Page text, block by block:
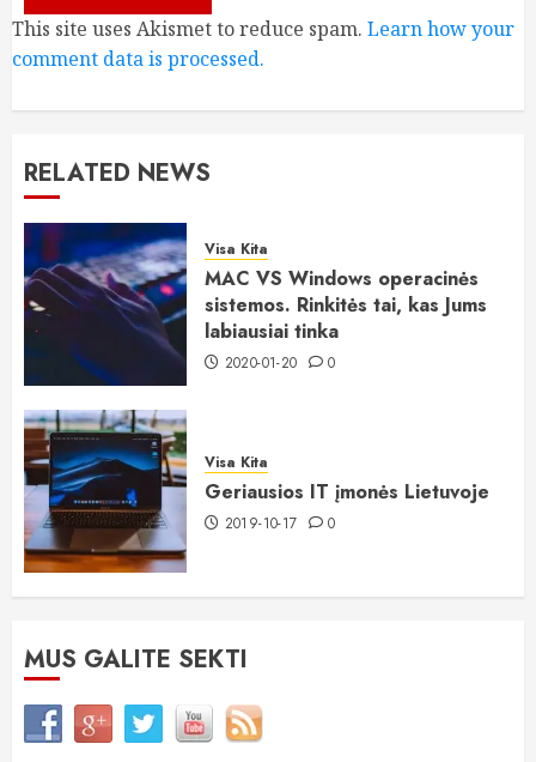
This site uses Akismet to reduce spam. Learn how your
comment data is processed.
RELATED NEWS
Visa Kita
MAC VS Windows operacinės
sistemos. Rinkitės tai, kas Jums
labiausiai tinka
2020-01-20 0
Visa Kita
Geriausios IT įmonės Lietuvoje
2019-10-17 0
MUS GALITE SEKTI